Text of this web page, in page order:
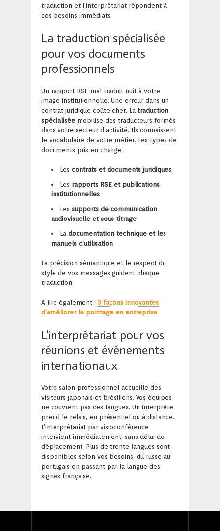
traduction et l’interprétariat répondent à
ces besoins immédiats.
La traduction spécialisée
pour vos documents
professionnels
Un rapport RSE mal traduit nuit à votre
image institutionnelle. Une erreur dans un
contrat juridique coûte cher. La traduction
spécialisée mobilise des traducteurs formés
dans votre secteur d’activité. Ils connaissent
le vocabulaire de votre métier. Les types de
documents pris en charge :
Les contrats et documents juridiques
Les rapports RSE et publications
institutionnelles
Les supports de communication
audiovisuelle et sous-titrage
La documentation technique et les
manuels d’utilisation
La précision sémantique et le respect du
style de vos messages guident chaque
traduction.
A lire également : 3 façons innovantes
d’améliorer le pointage en entreprise
L’interprétariat pour vos
réunions et événements
internationaux
Votre salon professionnel accueille des
visiteurs japonais et brésiliens. Vos équipes
ne couvrent pas ces langues. Un interprète
prend le relais, en présentiel ou à distance.
L’interprétariat par visioconférence
intervient immédiatement, sans délai de
déplacement. Plus de trente langues sont
disponibles selon vos besoins, du russe au
portugais en passant par la langue des
signes française.